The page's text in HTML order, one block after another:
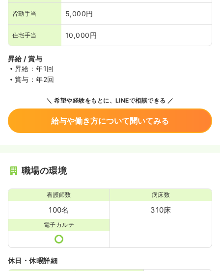
皆勤手当 5,000円
住宅手当 10,000円
昇給 / 賞与
昇給：年1回
賞与：年2回
希望や経験をもとに、LINEで相談できる
給与や働き方について聞いてみる
職場の環境
看護師数
100名
病床数
310床
電子カルテ
休日・休暇詳細